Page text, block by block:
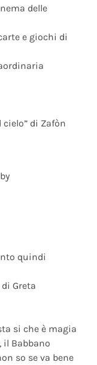
delle
e giochi di
di Zafòn
quindi
Greta
si che è magia
il Babbano
so se va bene